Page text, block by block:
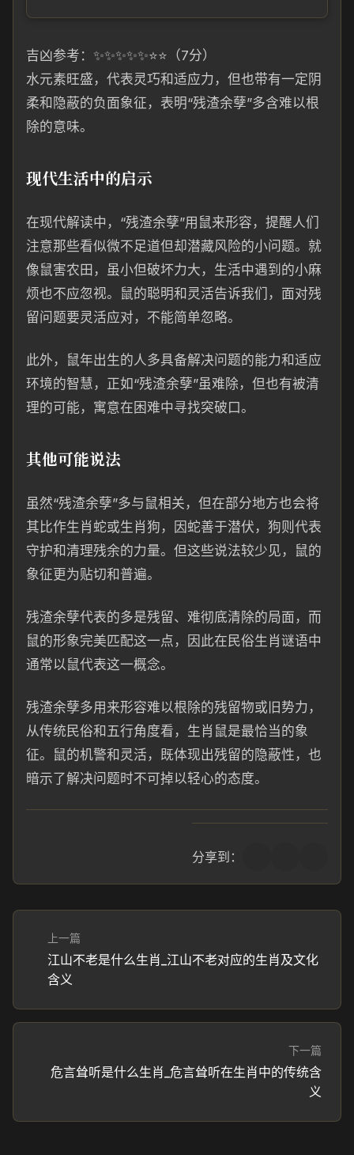
吉凶参考：✨✨✨✨✨⭐⭐（7分）
水元素旺盛，代表灵巧和适应力，但也带有一定阴
柔和隐蔽的负面象征，表明“残渣余孽”多含难以根
除的意味。
现代生活中的启示
在现代解读中，“残渣余孽”用鼠来形容，提醒人们
注意那些看似微不足道但却潜藏风险的小问题。就
像鼠害农田，虽小但破坏力大，生活中遇到的小麻
烦也不应忽视。鼠的聪明和灵活告诉我们，面对残
留问题要灵活应对，不能简单忽略。
此外，鼠年出生的人多具备解决问题的能力和适应
环境的智慧，正如“残渣余孽”虽难除，但也有被清
理的可能，寓意在困难中寻找突破口。
其他可能说法
虽然“残渣余孽”多与鼠相关，但在部分地方也会将
其比作生肖蛇或生肖狗，因蛇善于潜伏，狗则代表
守护和清理残余的力量。但这些说法较少见，鼠的
象征更为贴切和普遍。
残渣余孽代表的多是残留、难彻底清除的局面，而
鼠的形象完美匹配这一点，因此在民俗生肖谜语中
通常以鼠代表这一概念。
残渣余孽多用来形容难以根除的残留物或旧势力，
从传统民俗和五行角度看，生肖鼠是最恰当的象
征。鼠的机警和灵活，既体现出残留的隐蔽性，也
暗示了解决问题时不可掉以轻心的态度。
分享到：
上一篇
江山不老是什么生肖_江山不老对应的生肖及文化
含义
下一篇
危言耸听是什么生肖_危言耸听在生肖中的传统含
义